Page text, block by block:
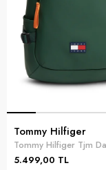
Tommy Hilfiger
5.499,00 TL